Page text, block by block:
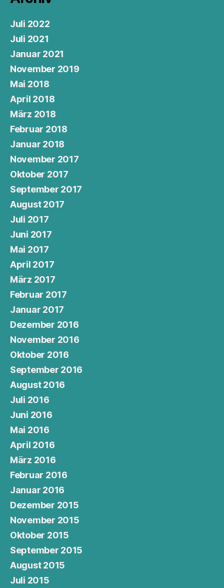
Juli 2022
Juli 2021
Januar 2021
November 2019
Mai 2018
April 2018
März 2018
Februar 2018
Januar 2018
November 2017
Oktober 2017
September 2017
August 2017
Juli 2017
Juni 2017
Mai 2017
April 2017
März 2017
Februar 2017
Januar 2017
Dezember 2016
November 2016
Oktober 2016
September 2016
August 2016
Juli 2016
Juni 2016
Mai 2016
April 2016
März 2016
Februar 2016
Januar 2016
Dezember 2015
November 2015
Oktober 2015
September 2015
August 2015
Juli 2015